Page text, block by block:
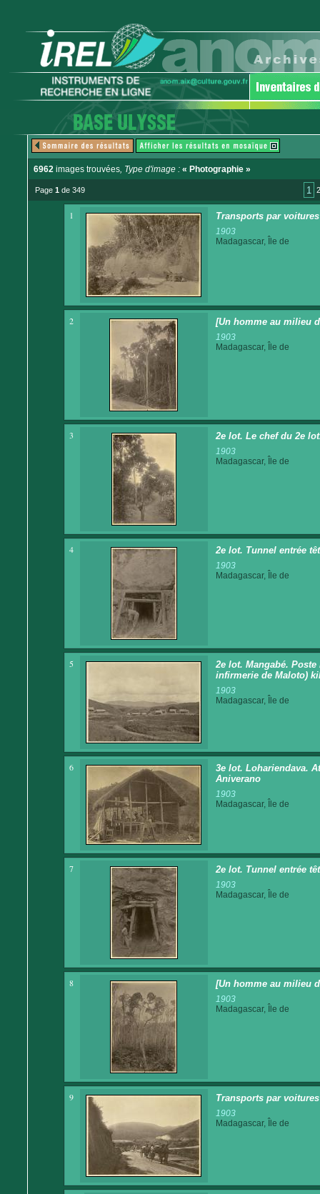
6962 images trouvées, Type d'image : « Photographie »
Page 1 de 349 1 2
1 Transports par
1903
Madagascar, Île de
2 [Un homme au milieu
1903
Madagascar, Île de
3 2e lot. Le chef du 2e
1903
Madagascar, Île de
4 2e lot. Tunnel entrée
1903
Madagascar, Île de
5
2e lot. Mangabé.
infirmerie de Maloto)
1903
Madagascar, Île de
6
3e lot. Lohariendava.
Aniverano
1903
Madagascar, Île de
7 2e lot. Tunnel entrée
1903
Madagascar, Île de
8 [Un homme au milieu
1903
Madagascar, Île de
9 Transports par
1903
Madagascar, Île de